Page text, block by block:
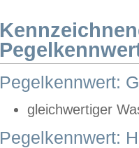
Pegelkennwert:
gleichwertiger
Pegelkennwert: